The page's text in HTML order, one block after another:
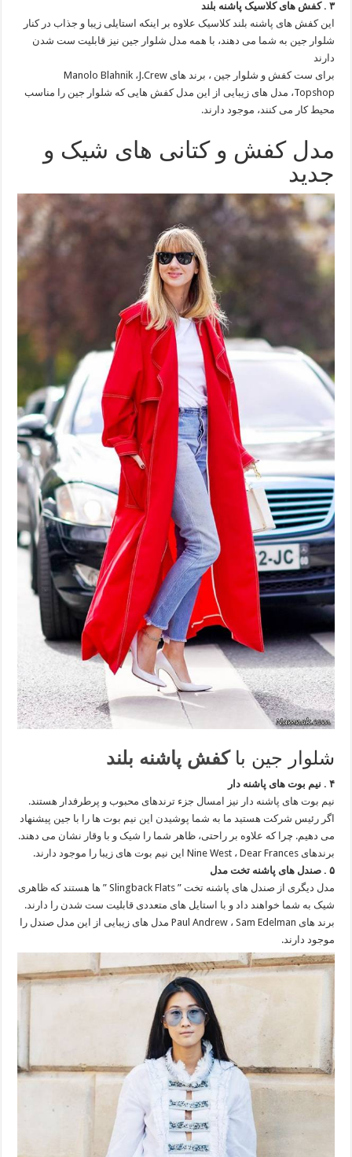
۳ . کفش های کلاسیک پاشنه بلند
این کفش های پاشنه بلند کلاسیک علاوه بر اینکه استایلی زیبا و جذاب در کنار
شلوار جین به شما می دهند، با همه مدل شلوار جین نیز قابلیت ست شدن
دارند
برای ست کفش و شلوار جین ، برند های Manolo Blahnik ،J.Crew
،Topshop مدل های زیبایی از این مدل کفش هایی که شلوار جین را مناسب
محیط کار می کنند، موجود دارند.
مدل کفش و کتانی های شیک و
جدید
شلوار جین باکفش پاشنه بلند
۴ . نیم بوت های پاشنه دار
نیم بوت های پاشنه دار نیز امسال جزء ترندهای محبوب و پرطرفدار هستند.
اگر رئیس شرکت هستید ما به شما پوشیدن این نیم بوت ها را با جین پیشنهاد
می دهیم. چرا که علاوه بر راحتی، ظاهر شما را شیک و با وقار نشان می دهند.
برندهای Nine West ، Dear Frances این نیم بوت های زیبا را موجود دارند.
۵ . صندل های پاشنه تخت مدل
مدل دیگری از صندل های پاشنه تخت ” Slingback Flats ” ها هستند که ظاهری
شیک به شما خواهند داد و با استایل های متعددی قابلیت ست شدن را دارند.
برند های Paul Andrew ، Sam Edelman مدل های زیبایی از این مدل صندل را
موجود دارند.